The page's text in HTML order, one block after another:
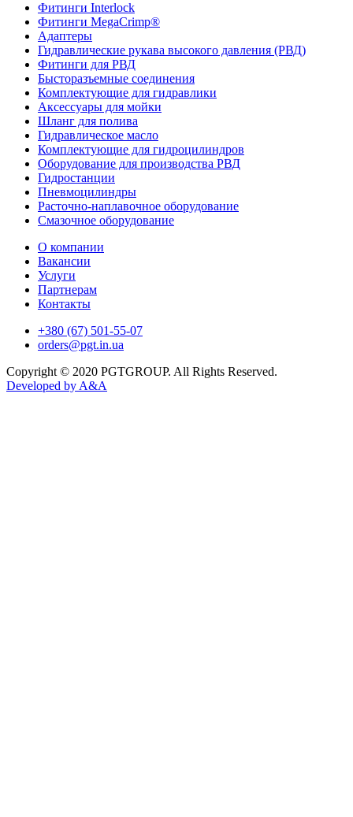
Фитинги Interlock
Фитинги MegaCrimp®
Адаптеры
Гидравлические рукава высокого давления (РВД)
Фитинги для РВД
Бысторазъемные соединения
Комплектующие для гидравлики
Аксессуары для мойки
Шланг для полива
Гидравлическое масло
Комплектующие для гидроцилиндров
Оборудование для производства РВД
Гидростанции
Пневмоцилиндры
Расточно-наплавочное оборудование
Смазочное оборудование
О компании
Вакансии
Услуги
Партнерам
Контакты
+380 (67) 501-55-07
orders@pgt.in.ua
Copyright © 2020 PGTGROUP. All Rights Reserved.
Developed by A&A